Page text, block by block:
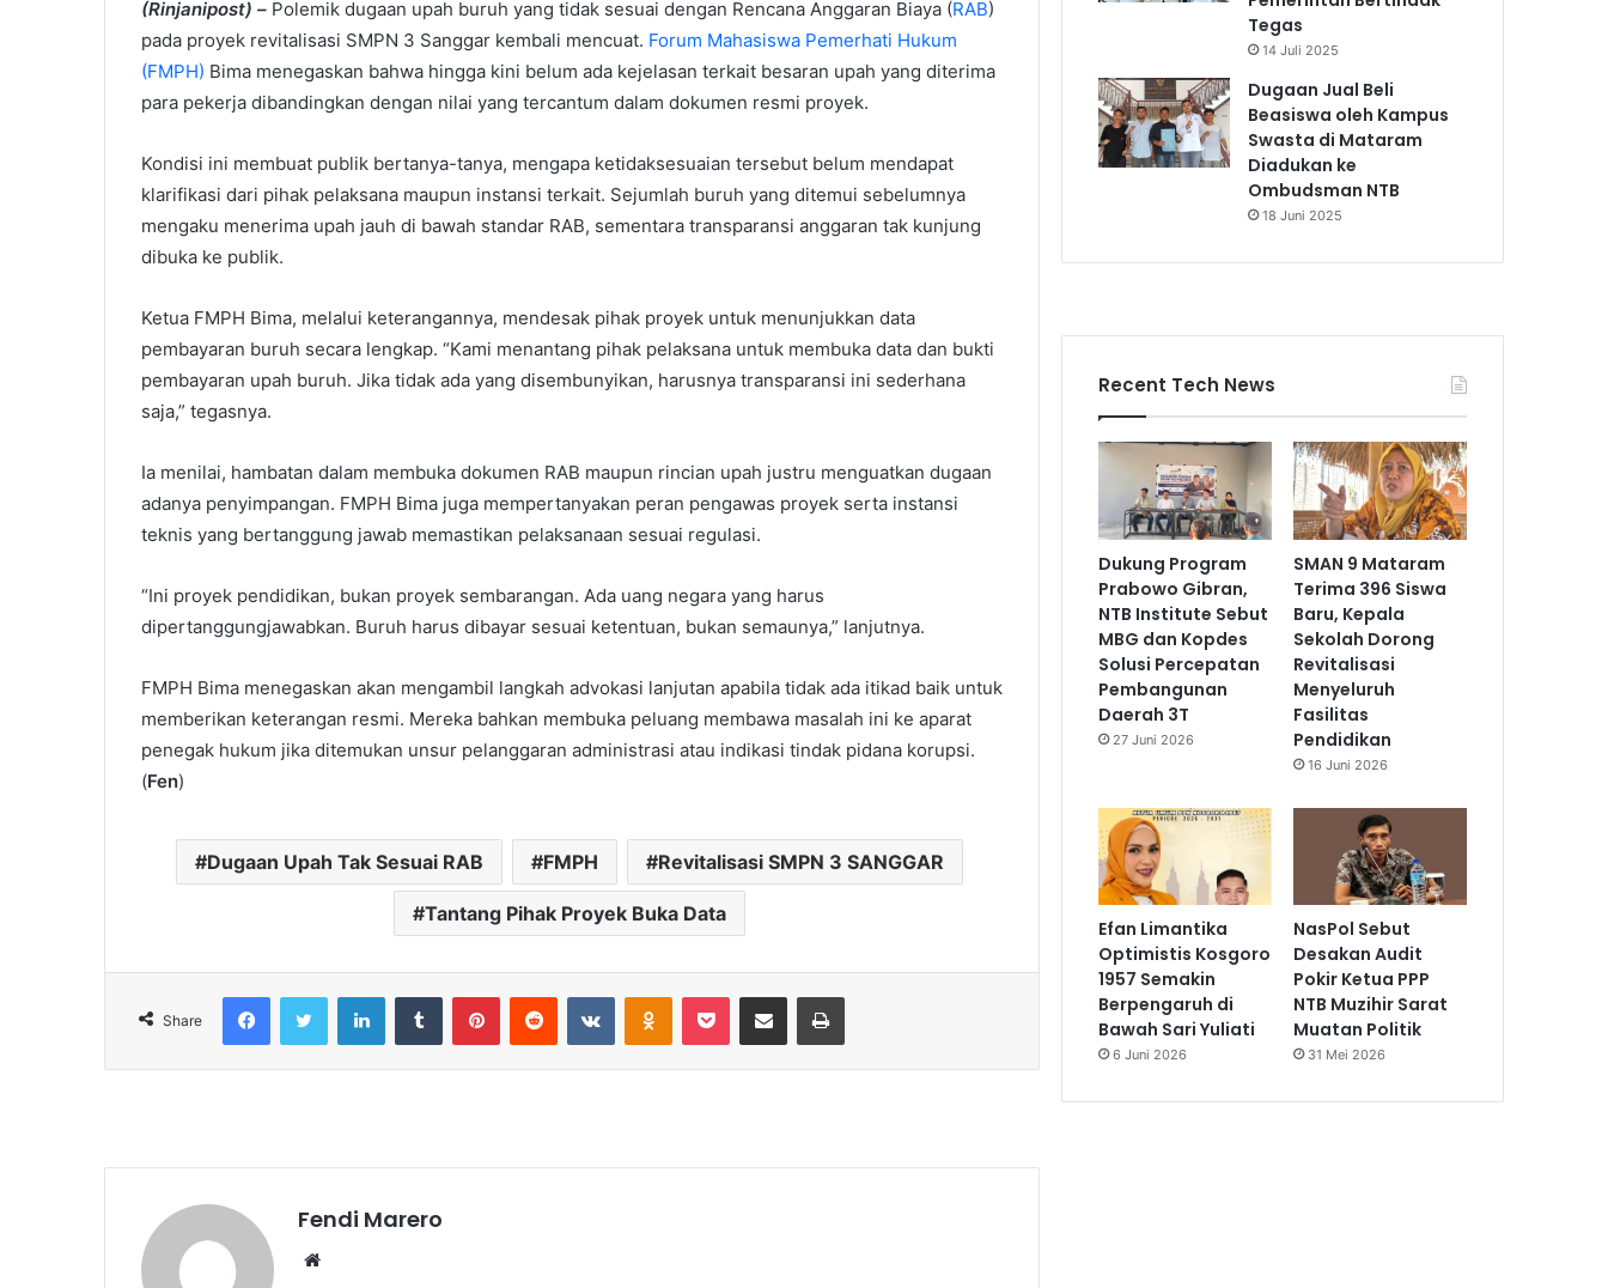
(Rinjanipost) – Polemik dugaan upah buruh yang tidak sesuai dengan Rencana Anggaran Biaya (RAB)
pada proyek revitalisasi SMPN 3 Sanggar kembali mencuat. Forum Mahasiswa Pemerhati Hukum
(FMPH) Bima menegaskan bahwa hingga kini belum ada kejelasan terkait besaran upah yang diterima
para pekerja dibandingkan dengan nilai yang tercantum dalam dokumen resmi proyek.
Kondisi ini membuat publik bertanya-tanya, mengapa ketidaksesuaian tersebut belum mendapat
klarifikasi dari pihak pelaksana maupun instansi terkait. Sejumlah buruh yang ditemui sebelumnya
mengaku menerima upah jauh di bawah standar RAB, sementara transparansi anggaran tak kunjung
dibuka ke publik.
Ketua FMPH Bima, melalui keterangannya, mendesak pihak proyek untuk menunjukkan data
pembayaran buruh secara lengkap. “Kami menantang pihak pelaksana untuk membuka data dan bukti
pembayaran upah buruh. Jika tidak ada yang disembunyikan, harusnya transparansi ini sederhana
saja,” tegasnya.
Ia menilai, hambatan dalam membuka dokumen RAB maupun rincian upah justru menguatkan dugaan
adanya penyimpangan. FMPH Bima juga mempertanyakan peran pengawas proyek serta instansi
teknis yang bertanggung jawab memastikan pelaksanaan sesuai regulasi.
“Ini proyek pendidikan, bukan proyek sembarangan. Ada uang negara yang harus
dipertanggungjawabkan. Buruh harus dibayar sesuai ketentuan, bukan semaunya,” lanjutnya.
FMPH Bima menegaskan akan mengambil langkah advokasi lanjutan apabila tidak ada itikad baik untuk
memberikan keterangan resmi. Mereka bahkan membuka peluang membawa masalah ini ke aparat
penegak hukum jika ditemukan unsur pelanggaran administrasi atau indikasi tindak pidana korupsi.
(Fen)
Dugaan Upah Tak Sesuai RAB FMPH Revitalisasi SMPN 3 SANGGAR
Tantang Pihak Proyek Buka Data
Share
FacebookTwitter LinkedIn Tumblr PinterestReddit VKontakteOdnoklassniki
Pocket Share via Email
Fendi Marero
Tegas
14 Juli 2025
Dugaan Jual Beli
Beasiswa oleh Kampus
Swasta di Mataram
Diadukan ke
Ombudsman NTB
18 Juni 2025
Recent Tech News
Dukung Program
Prabowo Gibran,
NTB Institute Sebut
MBG dan Kopdes
Solusi Percepatan
Pembangunan
Daerah 3T
27 Juni 2026
SMAN 9 Mataram
Terima 396 Siswa
Baru, Kepala
Sekolah Dorong
Revitalisasi
Menyeluruh
Fasilitas
Pendidikan
16 Juni 2026
Efan Limantika
Optimistis Kosgoro
1957 Semakin
Berpengaruh di
Bawah Sari Yuliati
6 Juni 2026
NasPol Sebut
Desakan Audit
Pokir Ketua PPP
NTB Muzihir Sarat
Muatan Politik
31 Mei 2026